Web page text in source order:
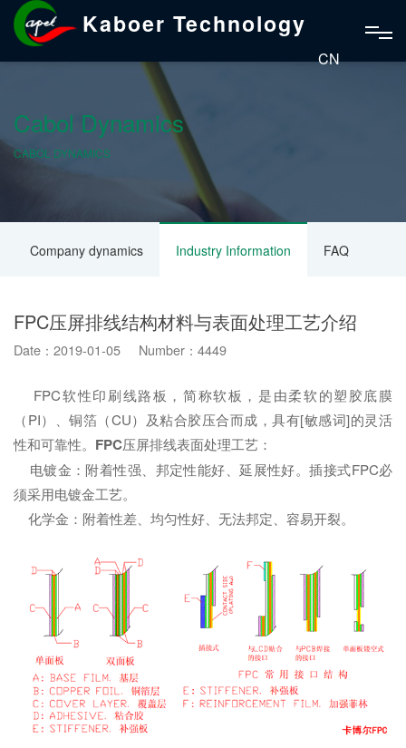
Kaboer Technology
CN
Cabol Dynamics
CABOL DYNAMICS
Company dynamics Industry Information FAQ
FPC压屏排线结构材料与表面处理工艺介绍
Date：2019-01-05 Number：4449
FPC软性印刷线路板，简称软板，是由柔软的塑胶底膜
（PI）、铜箔（CU）及粘合胶压合而成，具有[敏感词]的灵活
性和可靠性。 FPC压屏排线表面处理工艺：
电镀金：附着性强、邦定性能好、延展性好。插接式FPC必
须采用电镀金工艺。
化学金：附着性差、均匀性好、无法邦定、容易开裂。